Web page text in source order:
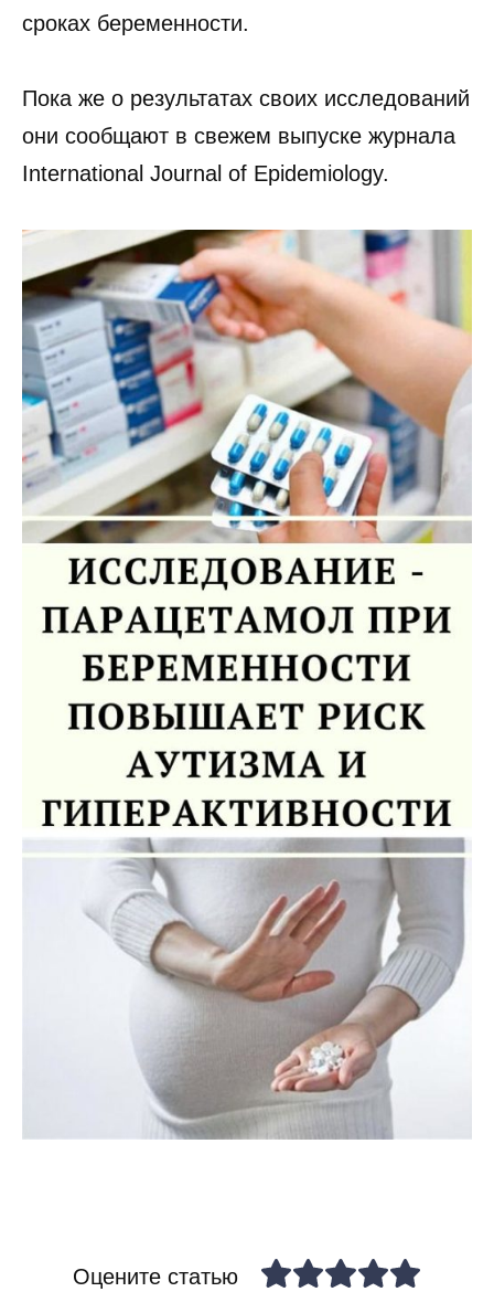
сроках беременности.
Пока же о результатах своих исследований
они сообщают в свежем выпуске журнала
International Journal of Epidemiology.
Оцените статью